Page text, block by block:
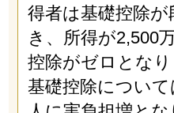
得者は基礎控除
き、所得が2,500
控除がゼロとなり
基礎控除につい